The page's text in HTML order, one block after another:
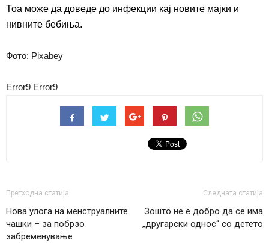
Тоа може да доведе до инфекции кај новите мајки и
нивните бебиња.
Фото: Pixabey
Error9 Error9
Претходна статија
Нова улога на менструалните
чашки – за побрзо
забременување
Следната статија
Зошто не е добро да се има
„другарски однос“ со детето